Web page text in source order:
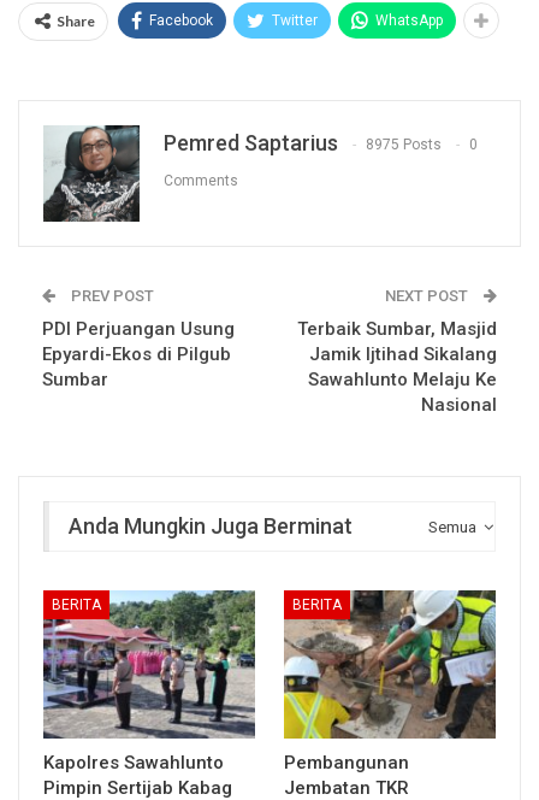
Share Facebook Twitter WhatsApp
Pemred Saptarius 8975 Posts 0
Comments
PREV POST
PDI Perjuangan Usung
Epyardi-Ekos di Pilgub
Sumbar
NEXT POST
Terbaik Sumbar, Masjid
Jamik Ijtihad Sikalang
Sawahlunto Melaju Ke
Nasional
Semua
Anda Mungkin Juga Berminat
BERITA
Kapolres Sawahlunto
Pimpin Sertijab Kabag
BERITA
Pembangunan
Jembatan TKR